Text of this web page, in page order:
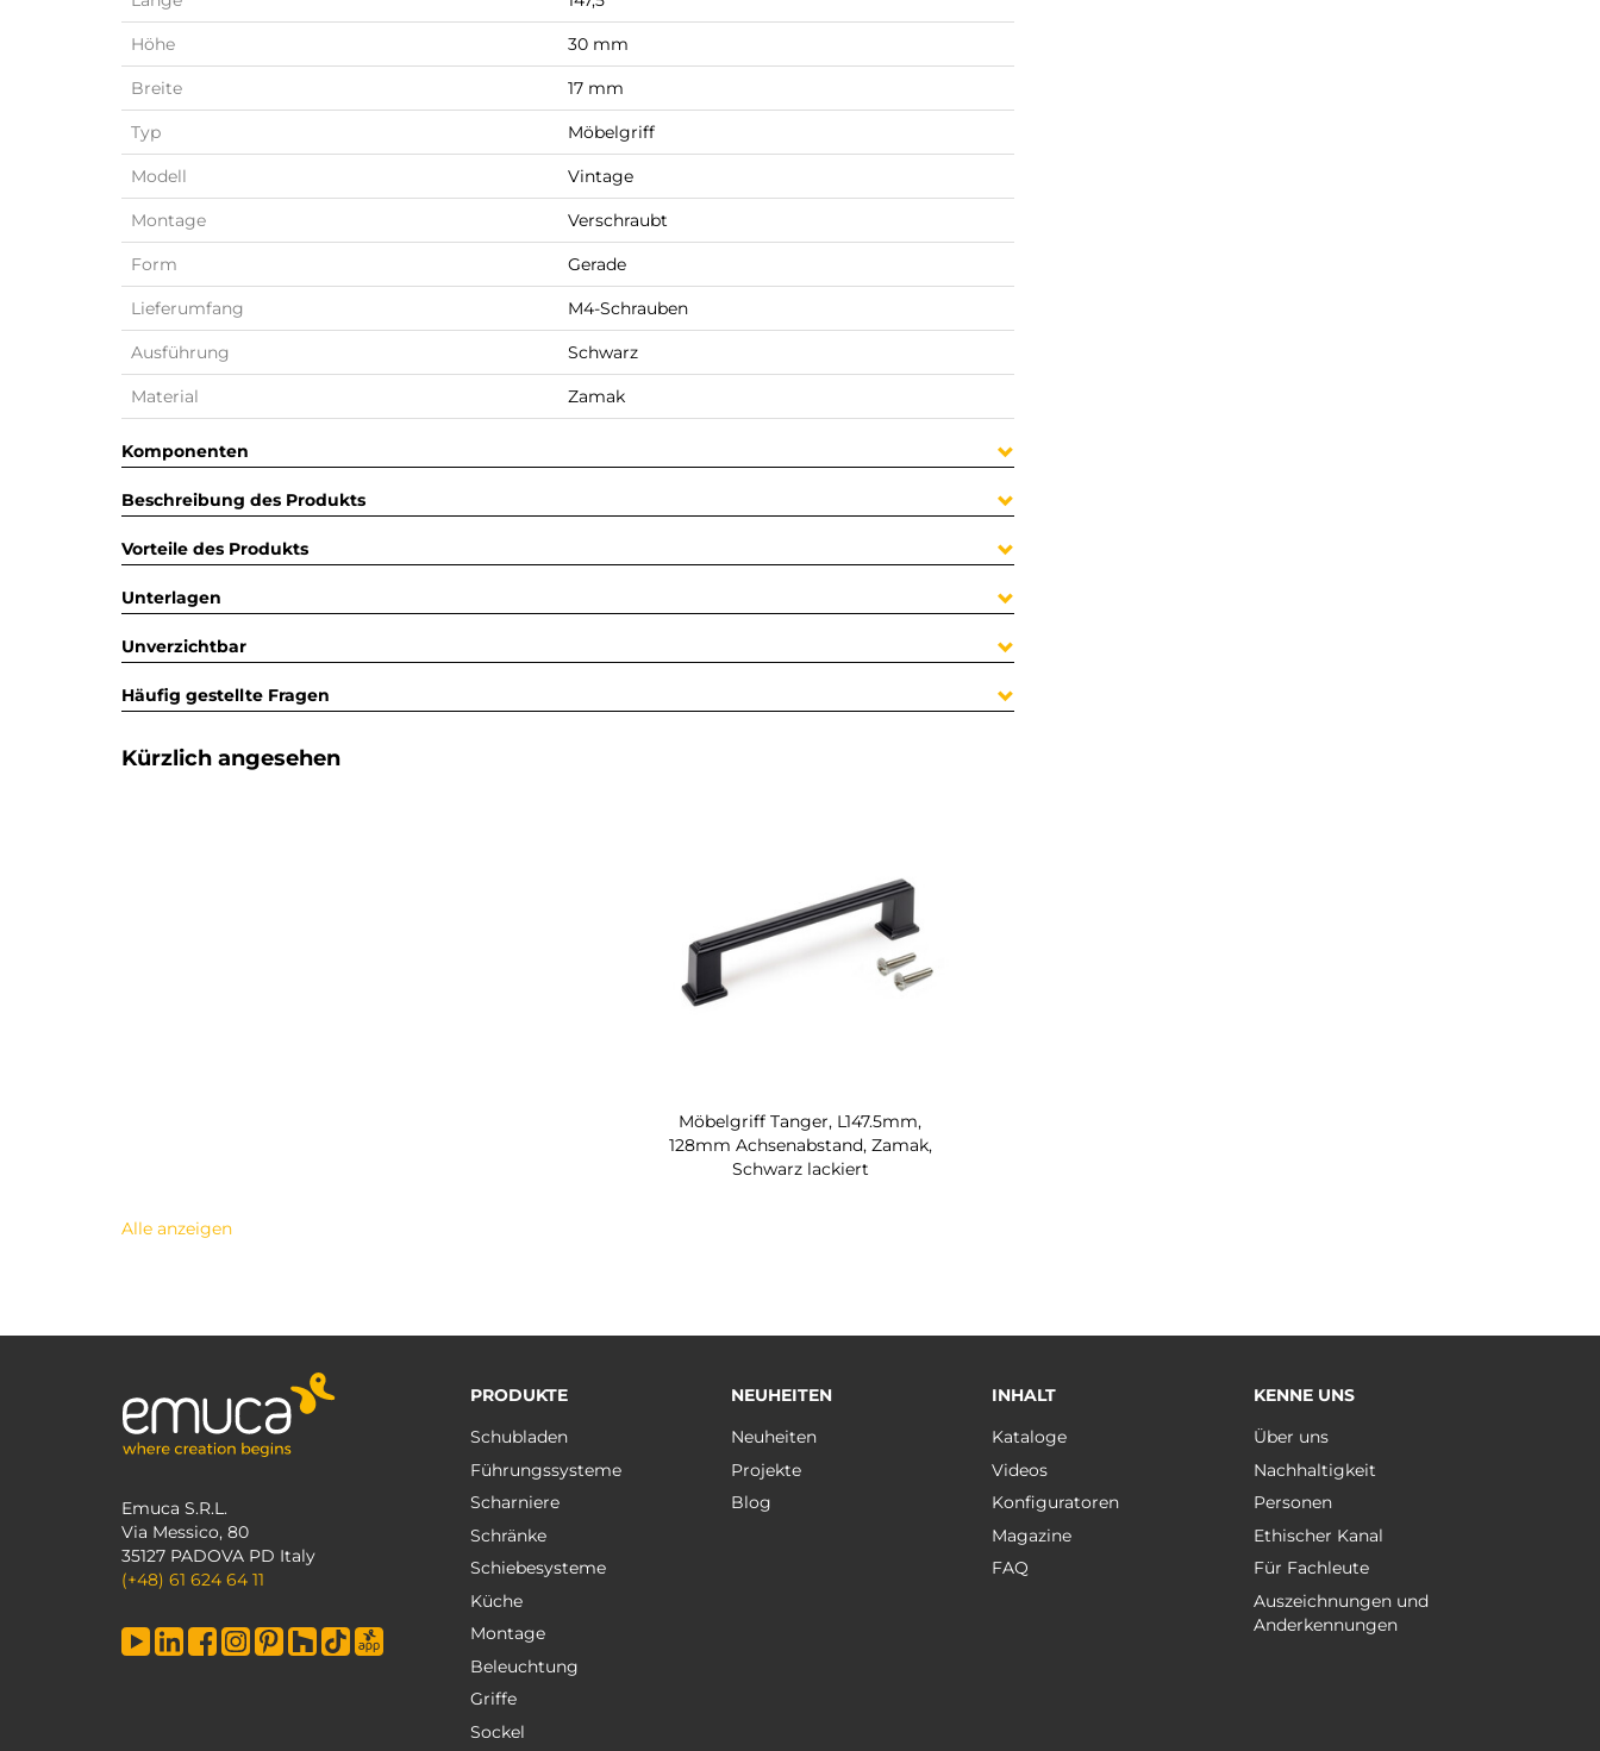
Höhe 30 mm
Breite 17 mm
Typ Möbelgriff
Modell Vintage
Montage Verschraubt
Form Gerade
Lieferumfang M4-Schrauben
Ausführung Schwarz
Material Zamak
Komponenten
Beschreibung des Produkts
Vorteile des Produkts
Unterlagen
Unverzichtbar
Häufig gestellte Fragen
Kürzlich angesehen
Möbelgriff Tanger, L147.5mm,
128mm Achsenabstand, Zamak,
Schwarz lackiert
Alle anzeigen
Emuca S.R.L.
Via Messico, 80
35127 PADOVA PD Italy
(+48) 61 624 64 11
PRODUKTE
Schubladen
Führungssysteme
Scharniere
Schränke
Schiebesysteme
Küche
Montage
Beleuchtung
Griffe
Sockel
NEUHEITEN
Neuheiten
Projekte
Blog
INHALT
Kataloge
Videos
Konfiguratoren
Magazine
FAQ
KENNE UNS
Über uns
Nachhaltigkeit
Personen
Ethischer Kanal
Für Fachleute
Auszeichnungen und
Anderkennungen